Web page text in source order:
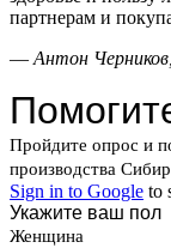
партнерам и
— Антон